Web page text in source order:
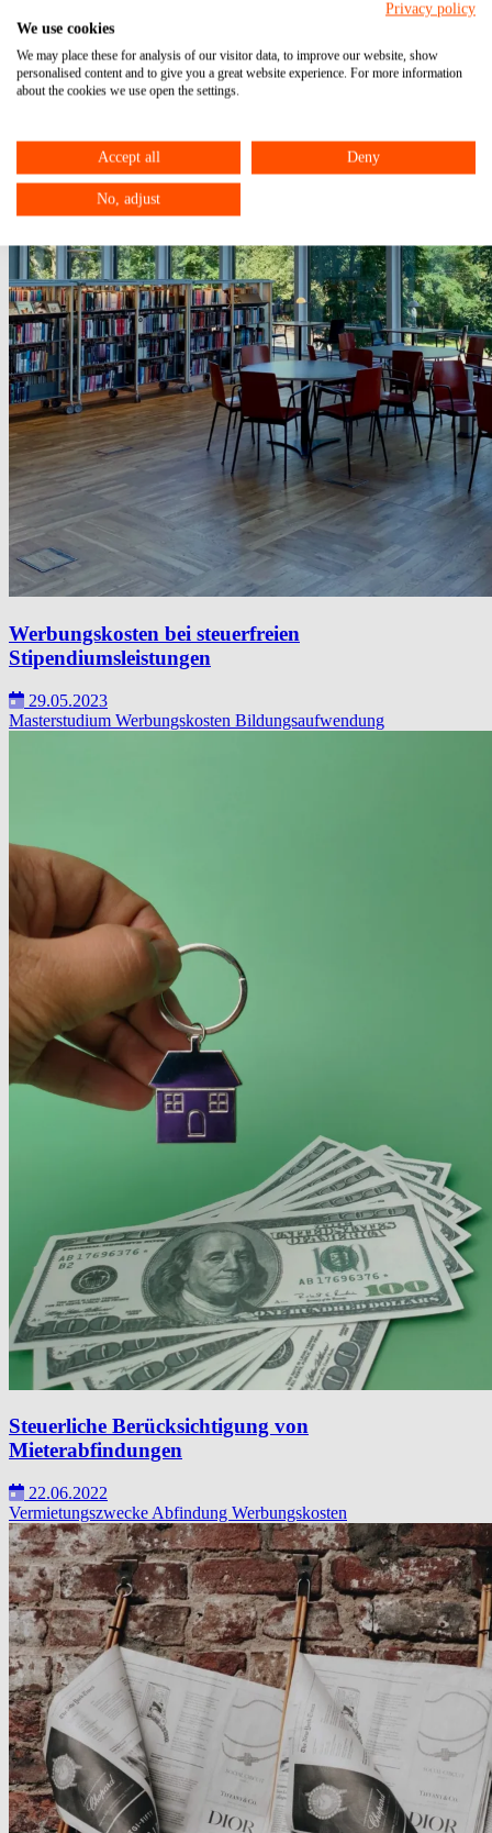
Werbungskosten bei steuerfreien
Stipendiumsleistungen
29.05.2023
Masterstudium Werbungskosten Bildungsaufwendung
Steuerliche Berücksichtigung von
Mieterabfindungen
22.06.2022
Vermietungszwecke Abfindung Werbungskosten
Privacy policy
We use cookies
We may place these for analysis of our visitor data, to improve our website, show
personalised content and to give you a great website experience. For more information
about the cookies we use open the settings.
Accept all Deny
No, adjust